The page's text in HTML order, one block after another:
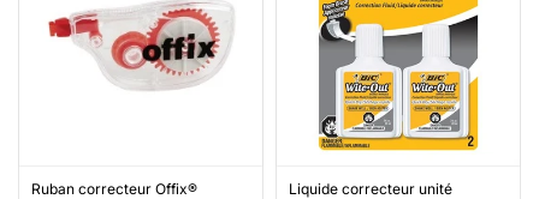
Ruban correcteur Offix®
Liquide correcteur unité